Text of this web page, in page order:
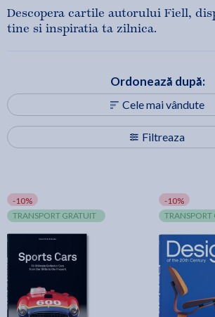
Descopera cartile autorului Fiell,
tine si inspiratia ta zilnica.
Filtreaza
Ordonează după:
Cele mai vândute
-10%
TRANSPORT GRATUIT
-10%
TRANSPORT